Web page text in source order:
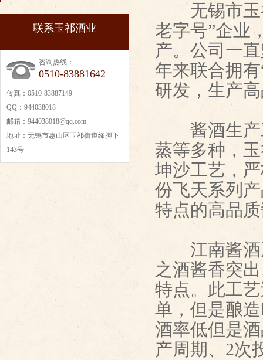
无锡市玉
老字号”企业
产。公司一
年来联合拥
研发，生产
酱酒生产
蒸等多种，
坤沙工艺，
份飞天系列
特点的高品
江南酱酒
之酒酱香突
特点。此工
单，但是酿
酒率低但是
产周期、2次
联系玉祁酒业
咨询热线：
0510-83881642
传真：0510-83887149
QQ：944038018
邮箱：944038018@qq.com
地址：无锡市惠山区玉祁街道绛脚下
143号